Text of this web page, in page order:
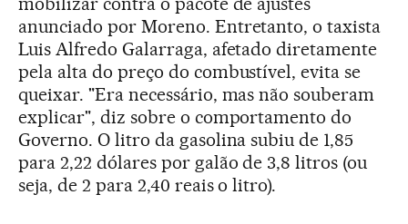
anunciado por Moreno. Entretanto, o taxista
Luis Alfredo Galarraga, afetado diretamente
pela alta do preço do combustível, evita se
queixar. "Era necessário, mas não souberam
explicar", diz sobre o comportamento do
Governo. O litro da gasolina subiu de 1,85
para 2,22 dólares por galão de 3,8 litros (ou
seja, de 2 para 2,40 reais o litro).